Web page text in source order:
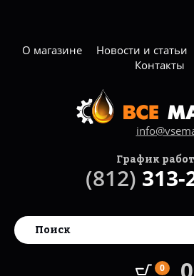
О магазине Новости и статьи
Контакты
0
График
(812) 313-